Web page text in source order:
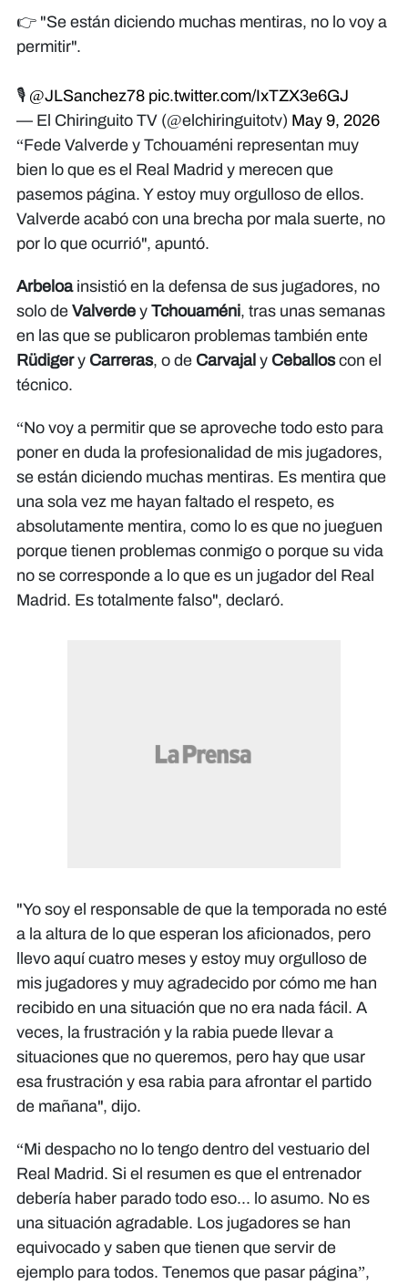
👉 "Se están diciendo muchas mentiras, no lo voy a
permitir".
🎙️ @JLSanchez78 pic.twitter.com/IxTZX3e6GJ
— El Chiringuito TV (@elchiringuitotv) May 9, 2026
“Fede Valverde y Tchouaméni representan muy
bien lo que es el Real Madrid y merecen que
pasemos página. Y estoy muy orgulloso de ellos.
Valverde acabó con una brecha por mala suerte, no
por lo que ocurrió", apuntó.
Arbeloainsistió en la defensa de sus jugadores, no
solo de Valverde y Tchouaméni, tras unas semanas
en las que se publicaron problemas también ente
Rüdigery Carreras, o de Carvajal y Ceballoscon el
técnico.
“No voy a permitir que se aproveche todo esto para
poner en duda la profesionalidad de mis jugadores,
se están diciendo muchas mentiras. Es mentira que
una sola vez me hayan faltado el respeto, es
absolutamente mentira, como lo es que no jueguen
porque tienen problemas conmigo o porque su vida
no se corresponde a lo que es un jugador del Real
Madrid. Es totalmente falso", declaró.
"Yo soy el responsable de que la temporada no esté
a la altura de lo que esperan los aficionados, pero
llevo aquí cuatro meses y estoy muy orgulloso de
mis jugadores y muy agradecido por cómo me han
recibido en una situación que no era nada fácil. A
veces, la frustración y la rabia puede llevar a
situaciones que no queremos, pero hay que usar
esa frustración y esa rabia para afrontar el partido
de mañana", dijo.
“Mi despacho no lo tengo dentro del vestuario del
Real Madrid. Si el resumen es que el entrenador
debería haber parado todo eso... lo asumo. No es
una situación agradable. Los jugadores se han
equivocado y saben que tienen que servir de
ejemplo para todos. Tenemos que pasar página”,